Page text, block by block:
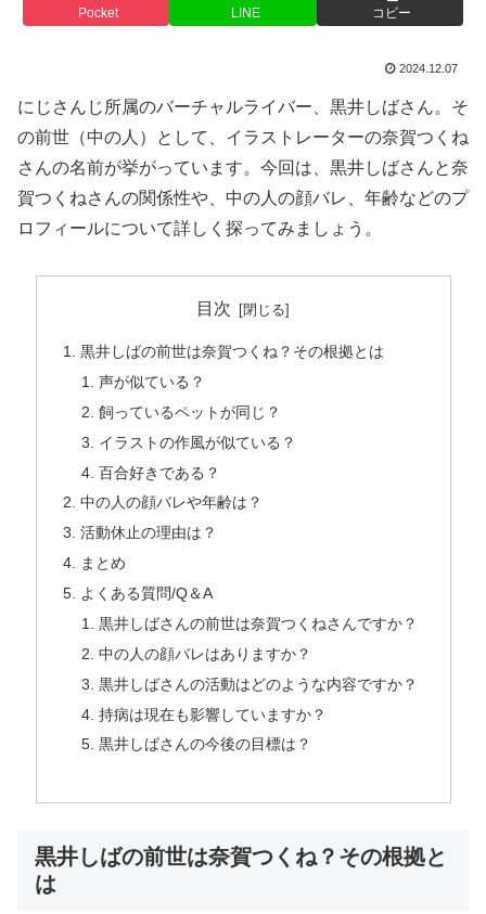
Pocket LINE コピー
2024.12.07
にじさんじ所属のバーチャルライバー、黒井しばさん。そ
の前世（中の人）として、イラストレーターの奈賀つくね
さんの名前が挙がっています。今回は、黒井しばさんと奈
賀つくねさんの関係性や、中の人の顔バレ、年齢などのプ
ロフィールについて詳しく探ってみましょう。
目次
黒井しばの前世は奈賀つくね？その根拠とは
声が似ている？
飼っているペットが同じ？
イラストの作風が似ている？
百合好きである？
中の人の顔バレや年齢は？
活動休止の理由は？
まとめ
よくある質問/Q＆A
黒井しばさんの前世は奈賀つくねさんですか？
中の人の顔バレはありますか？
黒井しばさんの活動はどのような内容ですか？
持病は現在も影響していますか？
黒井しばさんの今後の目標は？
黒井しばの前世は奈賀つくね？その根拠と
は